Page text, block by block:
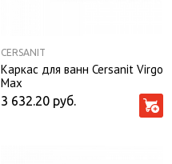
CERSANIT
Каркас для ванн Cersanit Virgo
Max
3 632.20 руб.